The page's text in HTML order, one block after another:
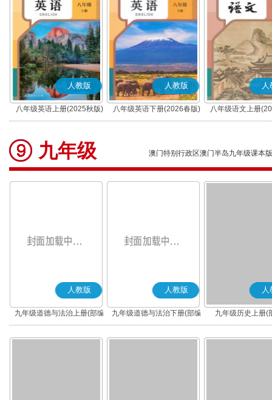
人教版
八年级英语上册(2025秋版)
人教版
八年级英语下册(2026春版)
人
八年级语文上册
(部编版)
九年级 澳门特别行政区澳门半岛九年级课本
人教版
九年级道德与法治上册(部编
版)
人教版
九年级道德与法治下册(部编
版)
人
九年级历史上册(